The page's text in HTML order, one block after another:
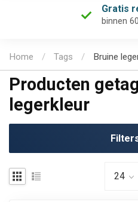
Gratis
binnen
Home / Tags / Bruine
Producten
legerkleur